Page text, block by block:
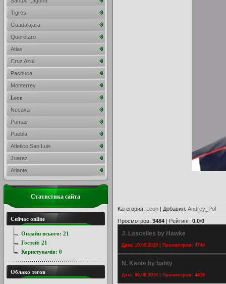
Категория: Leon | Добавил: Andrey_Pol
Просмотров: 3484 | Рейтинг: 0.0/0
J. Lascelles by Hawke
Дата: 19.05.2015 | Просмотров: 4740
N. Kante by bahty
Дата: 06.08.2016 | Просмотров: 4419
Tigres
Guadalajara
Querétaro
Atlas
Cruz Azul
Pachuca
Monterrey
Leon
Necaxa
Pumas
Puebla
Atletico San Luis
Juarez
Atlante
Статистика сайта
Сейчас online
Онлайн всього: 21
Гостей: 21
Користувачів: 0
Облако тегов